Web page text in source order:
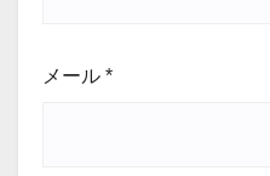
メール *